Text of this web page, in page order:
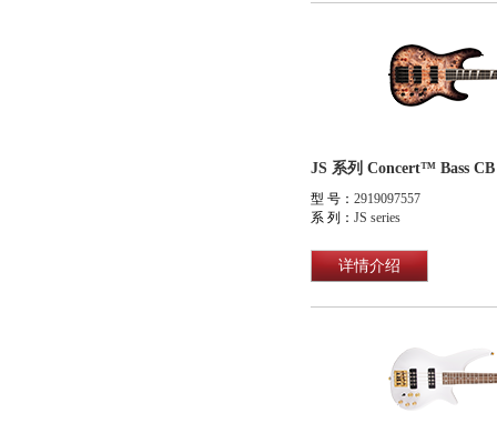
型 号： 2919097557
系 列： JS series
详情介绍